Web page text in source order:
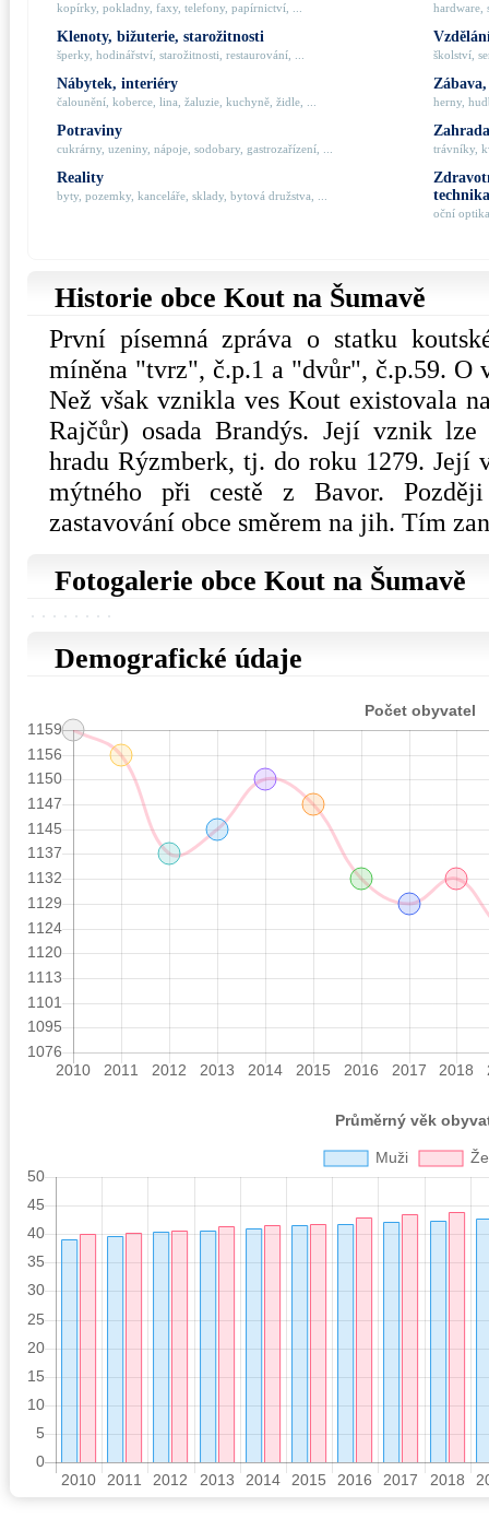
kopírky, pokladny, faxy, telefony, papírnictví, ...
Klenoty, bižuterie, starožitnosti
šperky, hodinářství, starožitnosti, restaurování, ...
Nábytek, interiéry
čalounění, koberce, lina, žaluzie, kuchyně, židle, ...
Potraviny
cukrárny, uzeniny, nápoje, sodobary, gastrozařízení, ...
Reality
byty, pozemky, kanceláře, sklady, bytová družstva, ...
hardware,
školství,
herny,
trávníky,
technika
oční
Historie obce Kout na Šumavě
První písemná zpráva o statku
míněna "tvrz", č.p.1 a "dvůr", č.p.59. O
Než však vznikla ves Kout existovala
Rajčůr) osada Brandýs. Její vznik
hradu Rýzmberk, tj. do roku 1279. Její
mýtného při cestě z Bavor. Později
zastavování obce směrem na jih. Tím
Fotogalerie obce Kout na Šumavě
Demografické údaje